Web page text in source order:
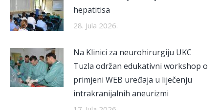
hepatitisa
28. Jula 2026.
Na Klinici za neurohirurgiju UKC
Tuzla održan edukativni workshop o
primjeni WEB uređaja u liječenju
intrakranijalnih aneurizmi